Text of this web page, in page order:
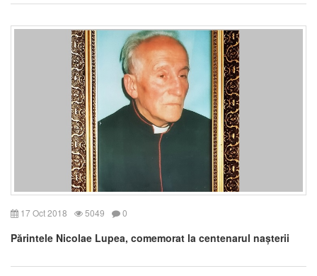
17 Oct 2018 5049 0
Părintele Nicolae Lupea, comemorat la centenarul nașterii